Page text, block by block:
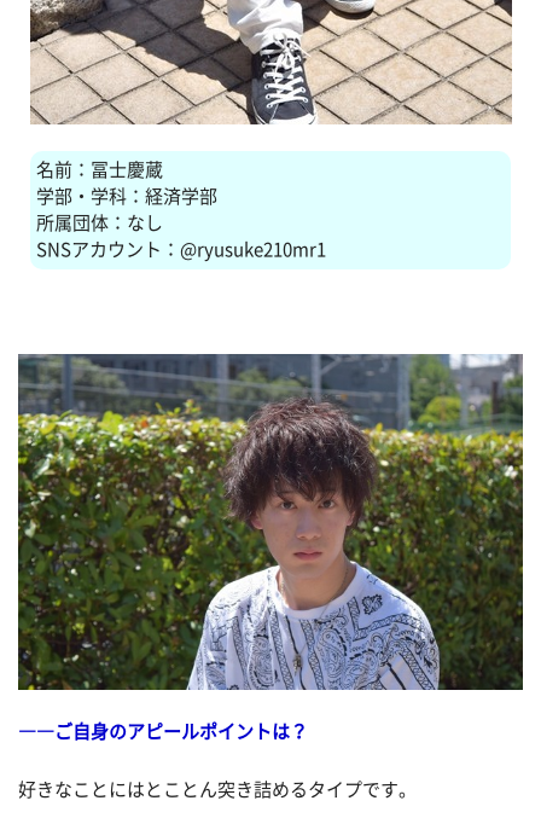
名前：冨士慶蔵
学部・学科：経済学部
所属団体：なし
SNSアカウント：@ryusuke210mr1
――ご自身のアピールポイントは？
好きなことにはとことん突き詰めるタイプです。